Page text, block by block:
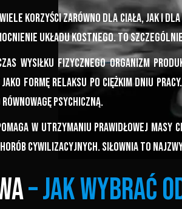
korzyści zarówno dla ciała, jak i dla
układu kostnego. To
wysiłku fizycznego organizm
formę relaksu po ciężkim dniu
psychiczną.
w utrzymaniu prawidłowej
cywilizacyjnych. Siłownia to
– jak wybrać